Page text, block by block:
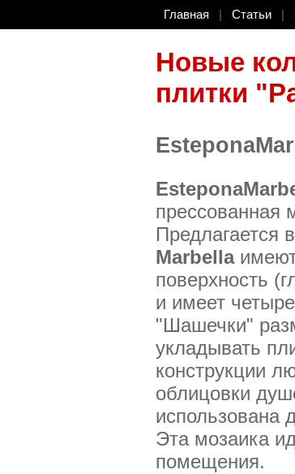
Главная Статьи
Новые
плитки
прессованная
Предлагается
Marbellaимеют
поверхность
и имеет
"Шашечки"
укладывать
конструкции
облицовки
использована
Эта мозаика
помещения.